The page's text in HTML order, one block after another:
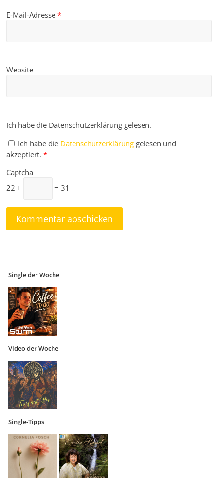
E-Mail-Adresse*
Website
Ich habe die Datenschutzerklärung gelesen.
Ich habe die Datenschutzerklärung gelesen und
akzeptiert. *
Captcha
22 +
= 31
Single der Woche
Video der Woche
Single-Tipps